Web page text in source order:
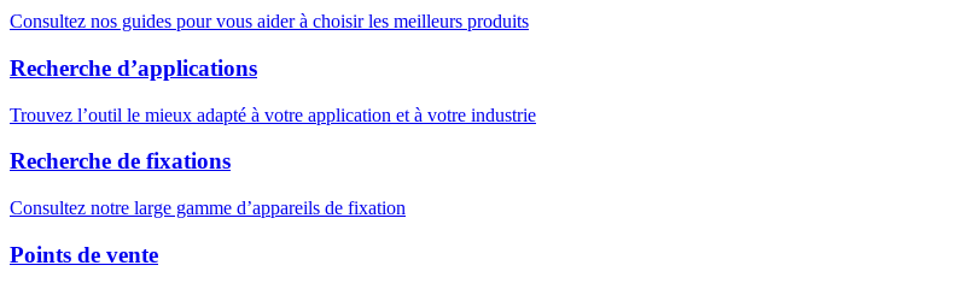
Consultez nos guides pour vous aider à choisir les meilleurs produits
Recherche d’applications
Trouvez l’outil le mieux adapté à votre application et à votre industrie
Recherche de fixations
Consultez notre large gamme d’appareils de fixation
Points de vente